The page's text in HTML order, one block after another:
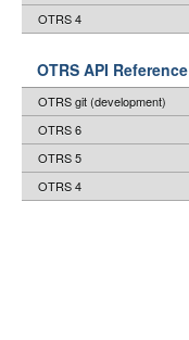
OTRS 4
OTRS API Reference
OTRS git (development)
OTRS 6
OTRS 5
OTRS 4